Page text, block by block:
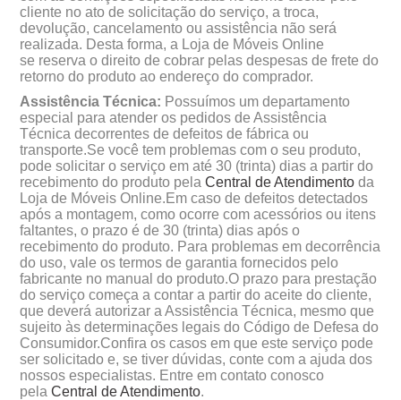
cliente no ato de solicitação do serviço, a troca,
devolução, cancelamento ou assistência não ser
realizada. Desta forma, a Loja de Móveis Online
se reserva o direito de cobrar pelas despesas de frete do
retorno do produto ao endereço do comprador.
Assistência Técnica: Possuímos um departamento
especial para atender os pedidos de Assistência
Técnica decorrentes de defeitos de fábrica ou
transporte.Se você tem problemas com o seu produto,
pode solicitar o serviço em até 30 (trinta) dias a partir do
recebimento do produto pelaCentral de Atendimento da
Loja de Móveis Online.Em caso de defeitos detectados
após a montagem, como ocorre com acessórios ou itens
faltantes, o prazo é de 30 (trinta) dias após o
recebimento do produto. Para problemas em decorrência
do uso, vale os termos de garantia fornecidos pelo
fabricante no manual do produto.O prazo para prestação
do serviço começa a contar a partir do aceite do cliente,
que deverá autorizar a Assistência Técnica, mesmo que
sujeito às determinações legais do Código de Defesa do
Consumidor.Confira os casos em que este serviço pode
ser solicitado e, se tiver dúvidas, conte com a ajuda dos
nossos especialistas. Entre em contato conosco
pelaCentral de Atendimento.